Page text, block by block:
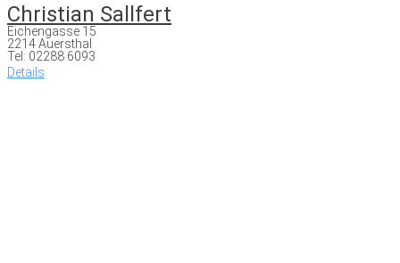
Christian Sallfert
Eichengasse 15
2214 Auersthal
Tel: 02288 6093
Details